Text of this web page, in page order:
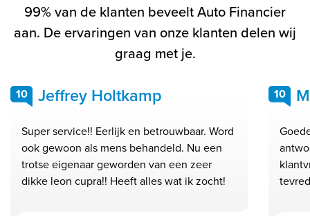
99% van de klanten beveelt Auto Financier
aan. De ervaringen van onze klanten delen wij
graag met je.
10 Jeffrey Holtkamp
Super service!! Eerlijk en betrouwbaar. Word
ook gewoon als mens behandeld. Nu een
trotse eigenaar geworden van een zeer
dikke leon cupra!! Heeft alles wat ik zocht!
10